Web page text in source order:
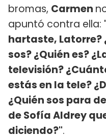
bromas, Carmen
apuntó contra ella:
hartaste, Latorre?
sos? ¿Quién es?
televisión?
estás en la tele?
¿Quién sos para
de Sofía Aldrey
diciendo?".